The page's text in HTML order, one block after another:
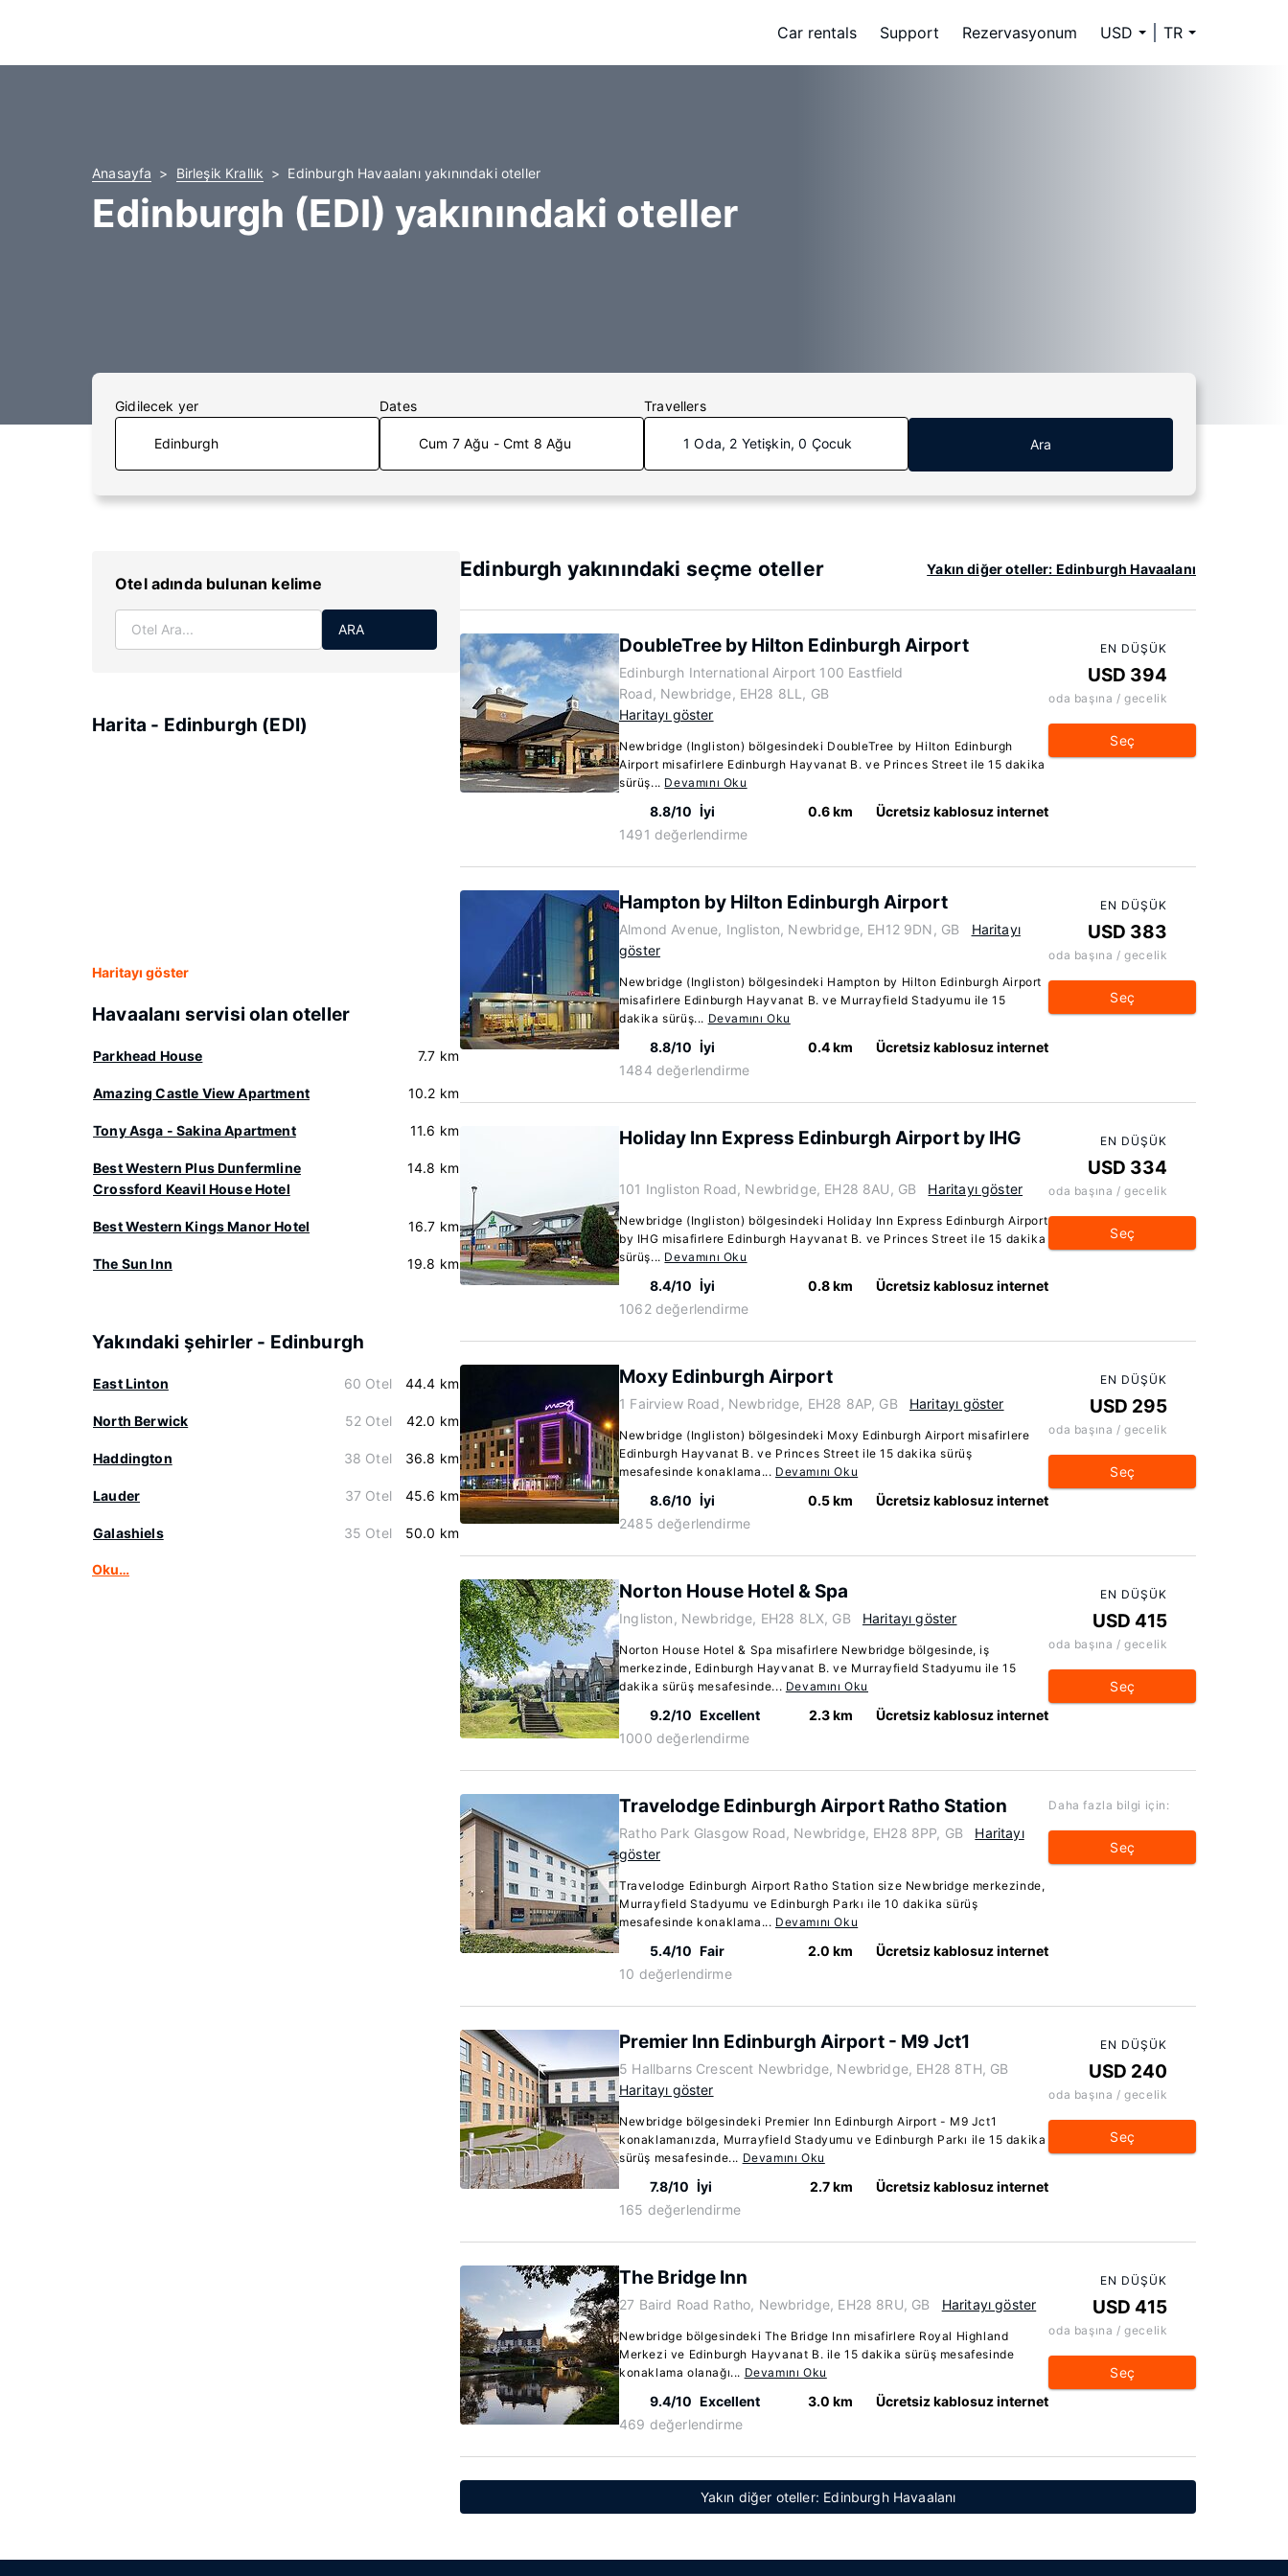
Car rentals Support Rezervasyonum USD TR
Anasayfa Birleşik Krallık Edinburgh Havaalanı yakınındaki oteller
Edinburgh (EDI) yakınındaki oteller
Gidilecek yer Dates
Cum 7 Ağu - Cmt 8 Ağu
Travellers
1 Oda, 2 Yetişkin, 0 Çocuk Ara
Otel adında bulunan kelime
ARA
Harita - Edinburgh (EDI)
Haritayı göster
Havaalanı servisi olan oteller
Parkhead House 7.7 km
Amazing Castle View Apartment 10.2 km
Tony Asga - Sakina Apartment 11.6 km
Best Western Plus Dunfermline
Crossford Keavil House Hotel
14.8 km
Best Western Kings Manor Hotel 16.7 km
The Sun Inn 19.8 km
Yakındaki şehirler - Edinburgh
East Linton 60 Otel 44.4 km
North Berwick 52 Otel 42.0 km
Haddington 38 Otel 36.8 km
Lauder 37 Otel 45.6 km
Galashiels 35 Otel 50.0 km
Oku…
Edinburgh yakınındaki seçme oteller Yakın diğer oteller: Edinburgh Havaalanı
DoubleTree by Hilton Edinburgh Airport
Edinburgh International Airport 100 Eastfield
Road, Newbridge, EH28 8LL, GB
Haritayı göster
Newbridge (Ingliston) bölgesindeki DoubleTree by Hilton Edinburgh
Airport misafirlere Edinburgh Hayvanat B. ve Princes Street ile 15 dakika
sürüş... Devamını Oku
8.8/10 İyi
1491 değerlendirme
0.6 km Ücretsiz kablosuz internet
EN DÜŞÜK
USD 394
oda başına / gecelik
Seç
Hampton by Hilton Edinburgh Airport
Almond Avenue, Ingliston, Newbridge, EH12 9DN, GB
Haritayı
göster
Newbridge (Ingliston) bölgesindeki Hampton by Hilton Edinburgh Airport
misafirlere Edinburgh Hayvanat B. ve Murrayfield Stadyumu ile 15
dakika sürüş... Devamını Oku
8.8/10 İyi
1484 değerlendirme
0.4 km Ücretsiz kablosuz internet
EN DÜŞÜK
USD 383
oda başına / gecelik
Seç
Holiday Inn Express Edinburgh Airport by IHG
101 Ingliston Road, Newbridge, EH28 8AU, GB Haritayı göster
Newbridge (Ingliston) bölgesindeki Holiday Inn Express Edinburgh Airport
by IHG misafirlere Edinburgh Hayvanat B. ve Princes Street ile 15 dakika
sürüş... Devamını Oku
8.4/10 İyi
1062 değerlendirme
0.8 km Ücretsiz kablosuz internet
EN DÜŞÜK
USD 334
oda başına / gecelik
Seç
Moxy Edinburgh Airport
1 Fairview Road, Newbridge, EH28 8AP, GB Haritayı göster
Newbridge (Ingliston) bölgesindeki Moxy Edinburgh Airport misafirlere
Edinburgh Hayvanat B. ve Princes Street ile 15 dakika sürüş
mesafesinde konaklama... Devamını Oku
8.6/10 İyi
2485 değerlendirme
0.5 km Ücretsiz kablosuz internet
EN DÜŞÜK
USD 295
oda başına / gecelik
Seç
Norton House Hotel & Spa
Ingliston, Newbridge, EH28 8LX, GB Haritayı göster
Norton House Hotel & Spa misafirlere Newbridge bölgesinde, iş
merkezinde, Edinburgh Hayvanat B. ve Murrayfield Stadyumu ile 15
dakika sürüş mesafesinde... Devamını Oku
9.2/10 Excellent
1000 değerlendirme
2.3 km Ücretsiz kablosuz internet
EN DÜŞÜK
USD 415
oda başına / gecelik
Seç
Travelodge Edinburgh Airport Ratho Station
Ratho Park Glasgow Road, Newbridge, EH28 8PP, GB
Haritayı
göster
Travelodge Edinburgh Airport Ratho Station size Newbridge merkezinde,
Murrayfield Stadyumu ve Edinburgh Parkı ile 10 dakika sürüş
mesafesinde konaklama... Devamını Oku
5.4/10 Fair
10 değerlendirme
2.0 km Ücretsiz kablosuz internet
Daha fazla bilgi için:
Seç
Premier Inn Edinburgh Airport - M9 Jct1
5 Hallbarns Crescent Newbridge, Newbridge, EH28 8TH, GB
Haritayı göster
Newbridge bölgesindeki Premier Inn Edinburgh Airport - M9 Jct1
konaklamanızda, Murrayfield Stadyumu ve Edinburgh Parkı ile 15 dakika
sürüş mesafesinde... Devamını Oku
7.8/10 İyi
165 değerlendirme
2.7 km Ücretsiz kablosuz internet
EN DÜŞÜK
USD 240
oda başına / gecelik
Seç
The Bridge Inn
27 Baird Road Ratho, Newbridge, EH28 8RU, GB Haritayı göster
Newbridge bölgesindeki The Bridge Inn misafirlere Royal Highland
Merkezi ve Edinburgh Hayvanat B. ile 15 dakika sürüş mesafesinde
konaklama olanağı... Devamını Oku
9.4/10 Excellent
469 değerlendirme
3.0 km Ücretsiz kablosuz internet
EN DÜŞÜK
USD 415
oda başına / gecelik
Seç
Yakın diğer oteller: Edinburgh Havaalanı